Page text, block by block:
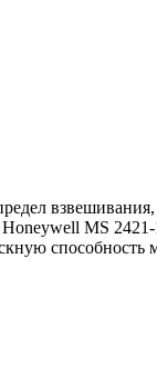
MS
способность